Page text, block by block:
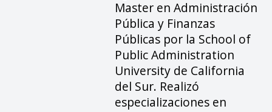
Master en Administración
Pública y Finanzas
Públicas por la School of
Public Administration
University de California
del Sur. Realizó
especializaciones en